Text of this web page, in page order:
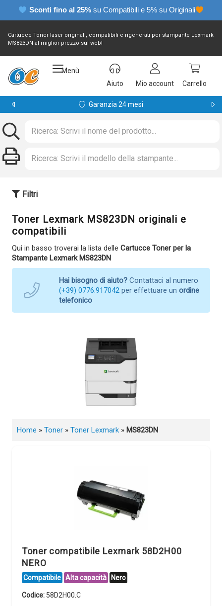
Sconti fino al 25% su Compatibili e 5% su Originali
Cartucce Toner laser originali, compatibili e rigenerati per stampante Lexmark
MS823DN al miglior prezzo sul web!
Menù
Aiuto
Mio account Carrello
Garanzia 24 mesi
Filtri
Toner Lexmark MS823DN originali e
compatibili
Qui in basso troverai la lista delle Cartucce Toner per la
Stampante Lexmark MS823DN
Hai bisogno di aiuto? Contattaci al numero
(+39) 0776.917042 per effettuare un ordine
telefonico
Home » Toner » Toner Lexmark » MS823DN
Toner compatibile Lexmark 58D2H00
NERO
Compatibile Alta capacità Nero
Codice: 58D2H00.C